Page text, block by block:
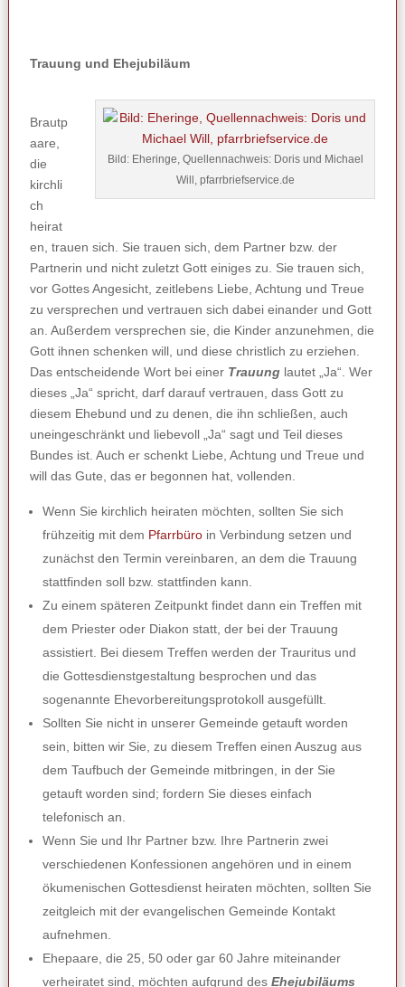
Trauung und Ehejubiläum
Bild: Eheringe, Quellennachweis: Doris und Michael
Will, pfarrbriefservice.de
Brautp
aare,
die
kirchli
ch
heirat
en, trauen sich. Sie trauen sich, dem Partner bzw. der
Partnerin und nicht zuletzt Gott einiges zu. Sie trauen sich,
vor Gottes Angesicht, zeitlebens Liebe, Achtung und Treue
zu versprechen und vertrauen sich dabei einander und Gott
an. Außerdem versprechen sie, die Kinder anzunehmen, die
Gott ihnen schenken will, und diese christlich zu erziehen.
Das entscheidende Wort bei einer Trauunglautet „Ja“. Wer
dieses „Ja“ spricht, darf darauf vertrauen, dass Gott zu
diesem Ehebund und zu denen, die ihn schließen, auch
uneingeschränkt und liebevoll „Ja“ sagt und Teil dieses
Bundes ist. Auch er schenkt Liebe, Achtung und Treue und
will das Gute, das er begonnen hat, vollenden.
Wenn Sie kirchlich heiraten möchten, sollten Sie sich
frühzeitig mit dem Pfarrbüroin Verbindung setzen und
zunächst den Termin vereinbaren, an dem die Trauung
stattfinden soll bzw. stattfinden kann.
Zu einem späteren Zeitpunkt findet dann ein Treffen mit
dem Priester oder Diakon statt, der bei der Trauung
assistiert. Bei diesem Treffen werden der Trauritus und
die Gottesdienstgestaltung besprochen und das
sogenannte Ehevorbereitungsprotokoll ausgefüllt.
Sollten Sie nicht in unserer Gemeinde getauft worden
sein, bitten wir Sie, zu diesem Treffen einen Auszug aus
dem Taufbuch der Gemeinde mitbringen, in der Sie
getauft worden sind; fordern Sie dieses einfach
telefonisch an.
Wenn Sie und Ihr Partner bzw. Ihre Partnerin zwei
verschiedenen Konfessionen angehören und in einem
ökumenischen Gottesdienst heiraten möchten, sollten Sie
zeitgleich mit der evangelischen Gemeinde Kontakt
aufnehmen.
Ehepaare, die 25, 50 oder gar 60 Jahre miteinander
verheiratet sind, möchten aufgrund des Ehejubiläums